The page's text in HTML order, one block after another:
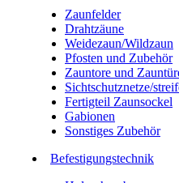
Zaunfelder
Drahtzäune
Weidezaun/Wildzaun
Pfosten und Zubehör
Zauntore und
Sichtschutznetze/
Fertigteil Zaunsockel
Gabionen
Sonstiges Zubehör
Befesti­gungstechnik